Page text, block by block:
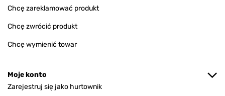
Chcę zareklamować produkt
Chcę zwrócić produkt
Chcę wymienić towar
Moje konto
Zarejestruj się jako hurtownik